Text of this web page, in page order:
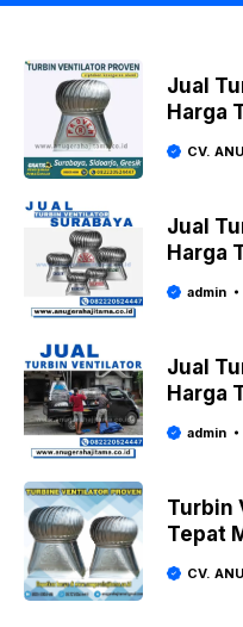
Jual
Harga
CV.
Jual
Harga
admin
Jual
Harga
admin
Turbin
Tepat
CV.